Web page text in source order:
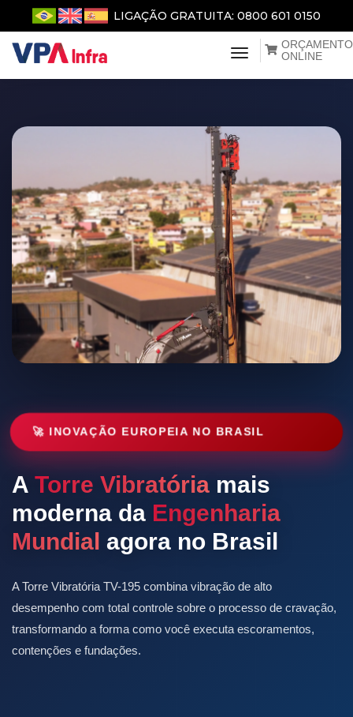
LIGAÇÃO GRATUITA: 0800 601 0150
menu de
ORÇAMENTO
ONLINE
🚀 INOVAÇÃO EUROPEIA NO BRASIL
A Torre Vibratória mais
moderna da Engenharia
Mundial agora no Brasil
A Torre Vibratória TV-195 combina vibração de alto
desempenho com total controle sobre o processo de cravação,
transformando a forma como você executa escoramentos,
contenções e fundações.